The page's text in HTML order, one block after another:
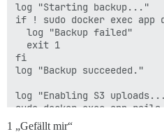
log "Starting backup..."
if ! sudo docker exec app
  log "Backup failed"
  exit 1
fi
log "Backup succeeded."
log "Enabling S3
sudo docker exec app
1 „Gefällt mir“